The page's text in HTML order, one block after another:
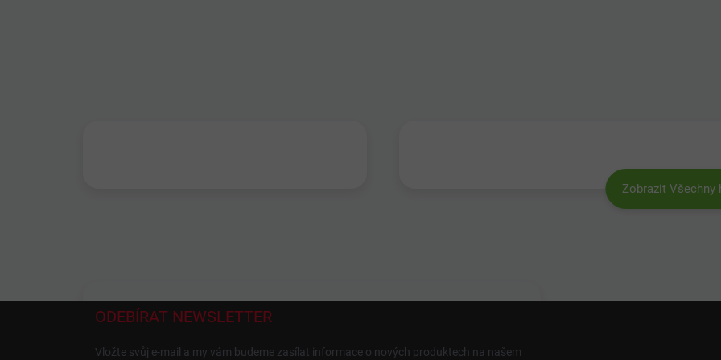
Zobrazit Všechny
ODEBÍRAT NEWSLETTER
Vložte svůj e-mail a my vám budeme zasílat informace o nových produktech na našem